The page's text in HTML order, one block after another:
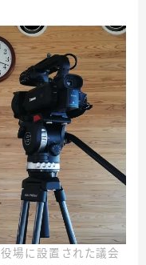
場に設置された議会